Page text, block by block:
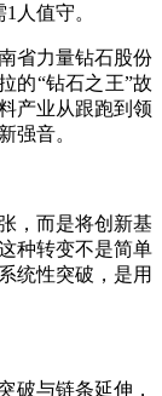
人值守。
省力量钻石股份
的“钻石之王”故
产业从跟跑到领
强音。
，而是将创新基
种转变不是简单
统性突破，是用
与链条延伸，